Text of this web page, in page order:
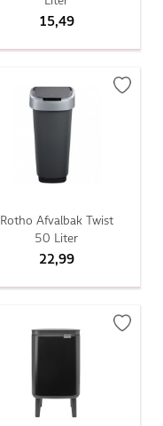
15,49
Rotho Afvalbak Twist
50 Liter
22,99